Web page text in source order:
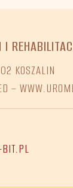
I
KOSZALIN
–